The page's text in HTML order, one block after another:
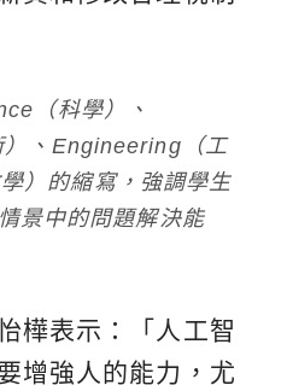
（科學）、
、Engineering（工
）的縮寫，強調學生
景中的問題解決能
樺表示：「人工智
增強人的能力，尤